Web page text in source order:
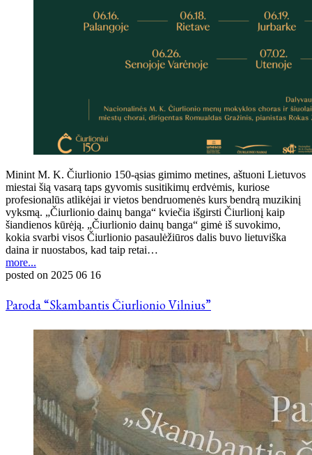
Minint M. K. Čiurlionio 150-ąsias gimimo metines, aštuoni Lietuvos
miestai šią vasarą taps gyvomis susitikimų erdvėmis, kuriose
profesionalūs atlikėjai ir vietos bendruomenės kurs bendrą muzikinį
vyksmą. „Čiurlionio dainų banga“ kviečia išgirsti Čiurlionį kaip
šiandienos kūrėją. „Čiurlionio dainų banga“ gimė iš suvokimo,
kokia svarbi visos Čiurlionio pasaulėžiūros dalis buvo lietuviška
daina ir nuostabos, kad taip retai…
more...
posted on 2025 06 16
Paroda “Skambantis Čiurlionio Vilnius”